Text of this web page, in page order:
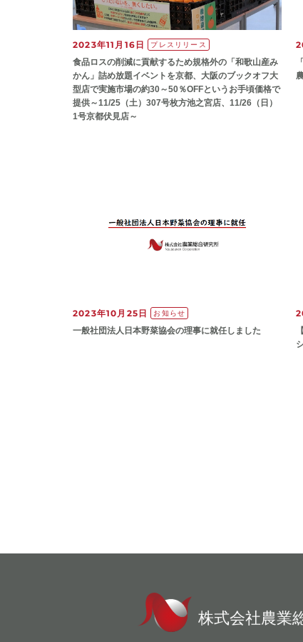
2023年11月16日 プレスリリース
食品ロスの削減に貢献するため規格外の「和歌山産み
かん」詰め放題イベントを京都、大阪のブックオフ大
型店で実施市場の約30～50％OFFというお手頃価格で
提供～11/25（土）307号枚方池之宮店、11/26（日）
1号京都伏見店～
2023年10月25日 お知らせ
一般社団法人日本野菜協会の理事に就任しました
株式会社農業